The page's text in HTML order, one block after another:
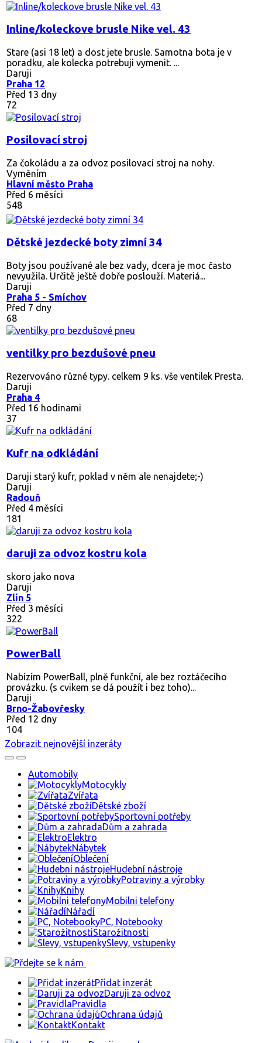
Inline/koleckove brusle Nike vel. 43
Stare (asi 18 let) a dost jete brusle. Samotna bota je v
poradku, ale kolecka potrebuji vymenit. ...
Daruji
Praha 12
Před 13 dny
72
Posilovací stroj
Za čokoládu a za odvoz posilovací stroj na nohy.
Vyměním
Hlavní město Praha
Před 6 měsíci
548
Dětské jezdecké boty zimní 34
Boty jsou používané ale bez vady, dcera je moc často
nevyužila. Určitě ještě dobře poslouží. Materiá...
Daruji
Praha 5 - Smíchov
Před 7 dny
68
ventilky pro bezdušové pneu
Rezervováno různé typy. celkem 9 ks. vše ventilek Presta.
Daruji
Praha 4
Před 16 hodinami
37
Kufr na odkládání
Daruji starý kufr, poklad v něm ale nenajdete;-)
Daruji
Radouň
Před 4 měsíci
181
daruji za odvoz kostru kola
skoro jako nova
Daruji
Zlín 5
Před 3 měsíci
322
PowerBall
Nabízím PowerBall, plně funkční, ale bez roztáčecího
provázku. (s cvikem se dá použít i bez toho)...
Daruji
Brno-Žabovřesky
Před 12 dny
104
Zobrazit nejnovější inzeráty
Automobily
Motocykly
Zvířata
Dětské zboží
Sportovní potřeby
Dům a zahrada
Elektro
Nábytek
Oblečení
Hudební nástroje
Potraviny a výrobky
Knihy
Mobilni telefony
Nářadí
PC, Notebooky
Starožitnosti
Slevy, vstupenky
Přidat inzerát
Daruji za odvoz
Pravidla
Ochrana údajů
Kontakt